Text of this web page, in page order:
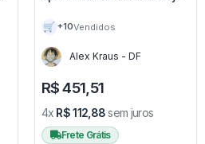
🛒 +10Vendidos
Alex Kraus - DF
R$ 451,51
4x R$ 112,88sem juros
Frete Grátis